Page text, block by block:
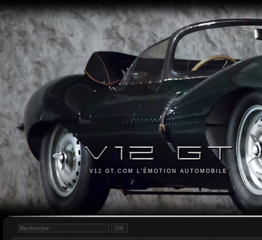
V12 GT.COM L'ÉMOTION AUTOMOBILE